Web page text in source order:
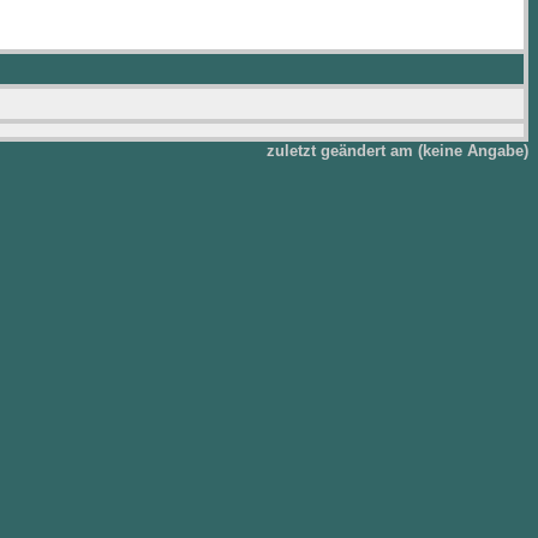
zuletzt geändert am (keine Angabe)